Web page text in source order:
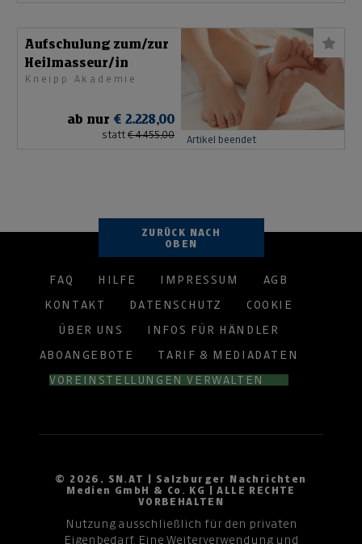
Aufschulung zum/zur
Heilmasseur/in
Kneipp Akademie
ab nur € 2.228,00
statt € 4.455,00 Artikel beendet
ZURÜCK NACH
OBEN
© 2026, SN.AT | Salzburger Nachrichten
Medien GmbH & Co. KG | ALLE RECHTE
VORBEHALTEN
Nutzung ausschließlich für den privaten
Eigenbedarf. Eine Weiterverwendung und
FAQ HILFE IMPRESSUM AGB
KONTAKT DATENSCHUTZ COOKIE
ÜBER UNS INFOS FÜR HÄNDLER
ABOANGEBOTE TARIF & MEDIADATEN
VOREINSTELLUNGEN VERWALTEN